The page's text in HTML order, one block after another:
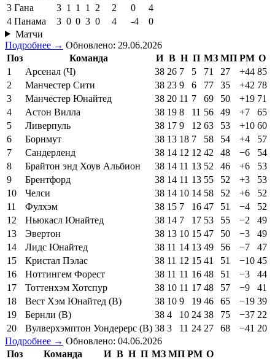
3 Гана 3 1 1 1 2 2 0
4
4 Панама 3 0 0 3 0 4 -4
0
Матчи
Подробнее → Обновлено: 29.06.2026
Поз
Команда И В Н П МЗ МП РМ О
1
Арсенал (Ч) 38 26 7 5 71 27 +44 85
2
Манчестер Сити 38 23 9 6 77 35 +42 78
3
Манчестер Юнайтед 38 20 11 7 69 50 +19 71
4
Астон Вилла 38 19 8 11 56 49 +7
65
5
Ливерпуль 38 17 9 12 63 53 +10 60
6
Борнмут 38 13 18 7 58 54 +4
57
7
Сандерленд 38 14 12 12 42 48 −6
54
8
Брайтон энд Хоув Альбион 38 14 11 13 52 46 +6
53
9
Брентфорд 38 14 11 13 55 52 +3
53
10
Челси 38 14 10 14 58 52 +6
52
11
Фулхэм 38 15 7 16 47 51 −4
52
12
Ньюкасл Юнайтед 38 14 7 17 53 55 −2
49
13
Эвертон 38 13 10 15 47 50 −3
49
14
Лидс Юнайтед 38 11 14 13 49 56 −7
47
15
Кристал Пэлас 38 11 12 15 41 51 −10 45
16
Ноттингем Форест 38 11 11 16 48 51 −3
44
17
Тоттенхэм Хотспур 38 10 11 17 48 57 −9
41
18
Вест Хэм Юнайтед (В) 38 10 9 19 46 65 −19 39
19
Бернли (В) 38 4 10 24 38 75 −37 22
20
Вулверхэмптон Уондерерс (В) 38 3 11 24 27 68 −41 20
Подробнее → Обновлено: 04.06.2026
Поз
Команда И В Н П МЗ МП РМ О